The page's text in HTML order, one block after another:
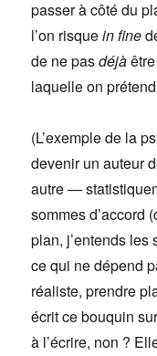
passer à côté du
l’on risquein fine
de ne pasdéjà
laquelle on
(L’exemple de la
devenir un auteur
autre —
sommes d’accord
plan, j’entends
ce qui ne dépend
réaliste, prendre
écrit ce bouquin
à l’écrire, non ?